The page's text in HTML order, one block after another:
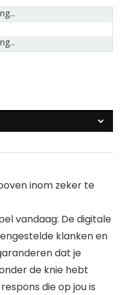
inom zeker te
vandaag: De digitale
klanken en
dat je
de knie hebt
die op jou is